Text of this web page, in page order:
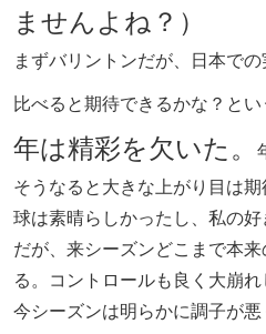
ませんよね？）
まずバリントンだが、日本で
比べると期待できるかな？と
年は精彩を欠いた。
そうなると大きな上がり目は
球は素晴らしかったし、私の
だが、来シーズンどこまで本
る。コントロールも良く大崩れ
今シーズンは明らかに調子が